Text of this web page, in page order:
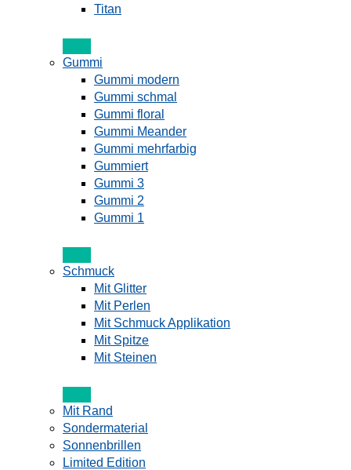
Titan
Gummi
Gummi modern
Gummi schmal
Gummi floral
Gummi Meander
Gummi mehrfarbig
Gummiert
Gummi 3
Gummi 2
Gummi 1
Schmuck
Mit Glitter
Mit Perlen
Mit Schmuck Applikation
Mit Spitze
Mit Steinen
Mit Rand
Sondermaterial
Sonnenbrillen
Limited Edition